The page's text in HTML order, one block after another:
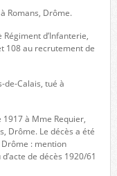
Romans, Drôme.
d’Infanterie,
108 au recrutement de
de-Calais, tué à
1917 à Mme Requier,
Drôme. Le décès a été
: mention
de décès 1920/61